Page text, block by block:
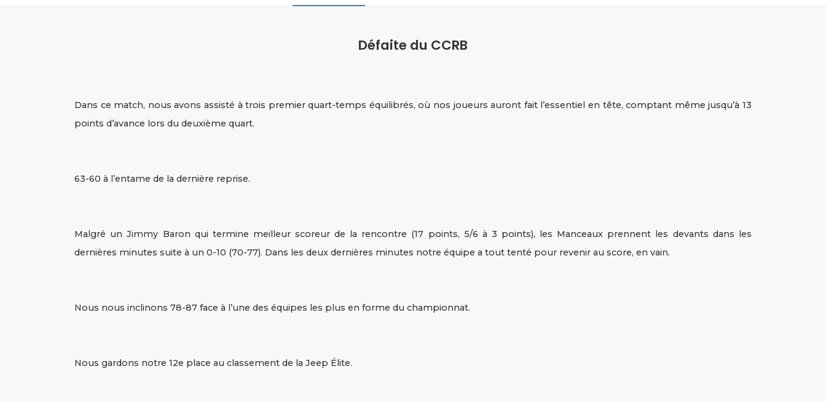
Défaite du CCRB
Dans ce match, nous avons assisté à trois premier quart-temps équilibrés, où nos joueurs auront fait l’essentiel en tête, comptant même jusqu’à 13
points d’avance lors du deuxième quart.
63-60 à l’entame de la dernière reprise.
Malgré un Jimmy Baron qui termine meilleur scoreur de la rencontre (17 points, 5/6 à 3 points), les Manceaux prennent les devants dans les
dernières minutes suite à un 0-10 (70-77). Dans les deux dernières minutes notre équipe a tout tenté pour revenir au score, en vain.
Nous nous inclinons 78-87 face à l’une des équipes les plus en forme du championnat.
Nous gardons notre 12e place au classement de la Jeep Élite.